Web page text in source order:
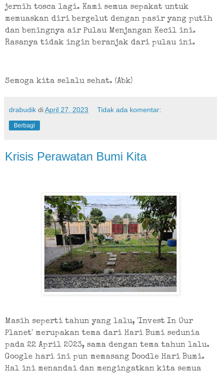
jernih tosca lagi. Kami semua sepakat untuk
memuaskan diri bergelut dengan pasir yang putih
dan beningnya air Pulau Menjangan Kecil ini.
Rasanya tidak ingin beranjak dari pulau ini.
Semoga kita selalu sehat. (Abk)
drabudik diApril 27, 2023 Tidak ada komentar:
Berbagi
Krisis Perawatan Bumi Kita
Masih seperti tahun yang lalu, 'Invest In Our
Planet' merupakan tema dari Hari Bumi sedunia
pada 22 April 2023, sama dengan tema tahun lalu.
Google hari ini pun memasang Doodle Hari Bumi.
Hal ini menandai dan mengingatkan kita semua